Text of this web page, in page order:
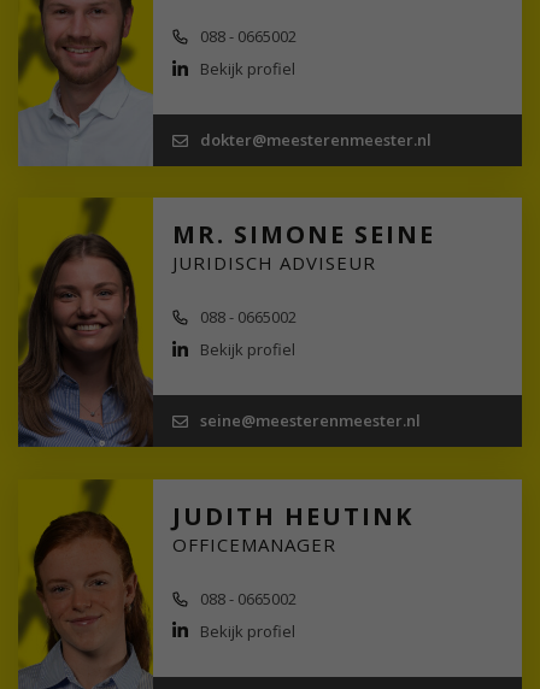
088 - 0665002
Bekijk profiel
dokter@meesterenmeester.nl
MR. SIMONE SEINE
JURIDISCH ADVISEUR
088 - 0665002
Bekijk profiel
seine@meesterenmeester.nl
JUDITH HEUTINK
OFFICEMANAGER
088 - 0665002
Bekijk profiel